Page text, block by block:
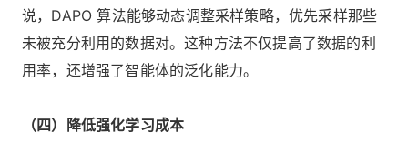
说，DAPO 算法能够动态调整采样策略，优先采样那些
未被充分利用的数据对。这种方法不仅提高了数据的利
用率，还增强了智能体的泛化能力。
（四）降低强化学习成本